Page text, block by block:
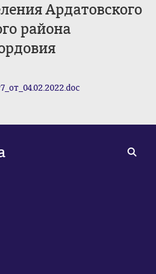
Ардатовского
района